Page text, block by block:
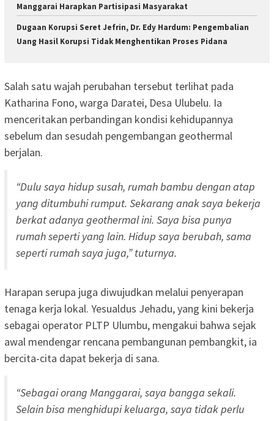
Manggarai Harapkan Partisipasi Masyarakat
Dugaan Korupsi Seret Jefrin, Dr. Edy Hardum: Pengembalian
Uang Hasil Korupsi Tidak Menghentikan Proses Pidana
Salah satu wajah perubahan tersebut terlihat pada
Katharina Fono, warga Daratei, Desa Ulubelu. Ia
menceritakan perbandingan kondisi kehidupannya
sebelum dan sesudah pengembangan geothermal
berjalan.
“Dulu saya hidup susah, rumah bambu dengan atap
yang ditumbuhi rumput. Sekarang anak saya bekerja
berkat adanya geothermal ini. Saya bisa punya
rumah seperti yang lain. Hidup saya berubah, sama
seperti rumah saya juga,” tuturnya.
Harapan serupa juga diwujudkan melalui penyerapan
tenaga kerja lokal. Yesualdus Jehadu, yang kini bekerja
sebagai operator PLTP Ulumbu, mengakui bahwa sejak
awal mendengar rencana pembangunan pembangkit, ia
bercita-cita dapat bekerja di sana.
“Sebagai orang Manggarai, saya bangga sekali.
Selain bisa menghidupi keluarga, saya tidak perlu